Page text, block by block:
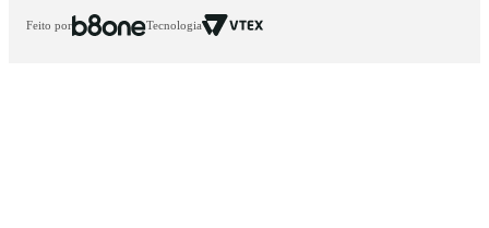
Feito por Tecnologia